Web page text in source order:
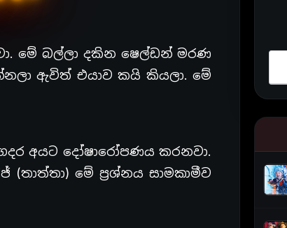
මේ බල්ලා දකින ෂෙල්ඩන් මරණ
ඇවිත් එයාව කයි කියලා. මේ
අයට දෝෂාරෝපණය කරනවා.
මේ ප්‍රශ්නය සාමකාමීව